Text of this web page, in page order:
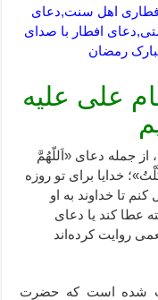
افطاری اهل سنت,دعای
افطار با صدای
رمضان
علی علیه
جمله دعای «اَللّهُمَّ
خدایا براى تو روزه
تا خداوند به او
عطا کند یا دعاى
روایت کرده‌اند
شده است که حضرت